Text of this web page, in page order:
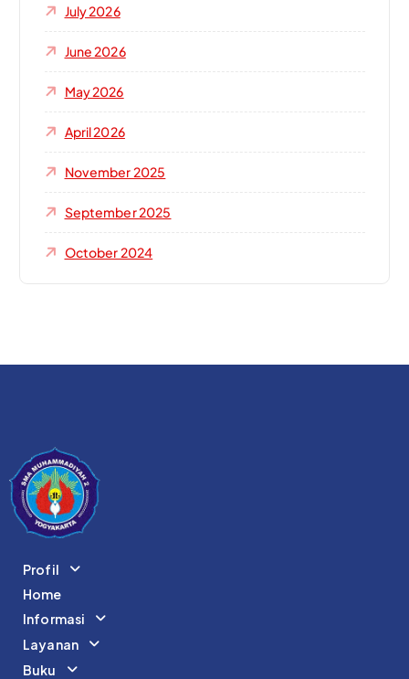
July 2026
June 2026
May 2026
April 2026
November 2025
September 2025
October 2024
Profil
Home
Informasi
Layanan
Buku